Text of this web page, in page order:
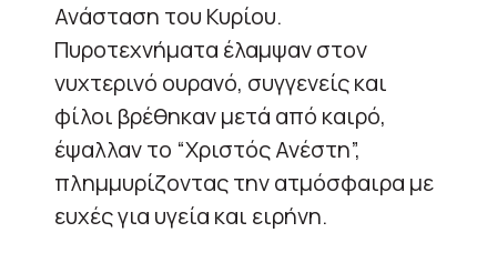
Ανάσταση του Κυρίου.
Πυροτεχνήματα έλαμψαν στον
νυχτερινό ουρανό, συγγενείς και
φίλοι βρέθηκαν μετά από καιρό,
έψαλλαν το “Χριστός Ανέστη”,
πλημμυρίζοντας την ατμόσφαιρα με
ευχές για υγεία και ειρήνη.